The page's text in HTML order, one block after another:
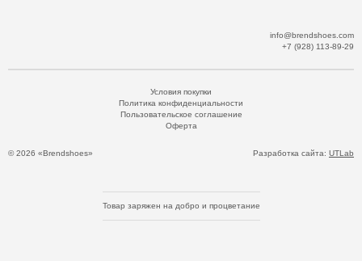
info@brendshoes.com
+7 (928) 113-89-29
© 2026 «Brendshoes»
Условия покупки
Политика конфиденциальности
Пользовательское соглашение
Оферта
Разработка сайта: UTLab
Товар заряжен на добро и процветание